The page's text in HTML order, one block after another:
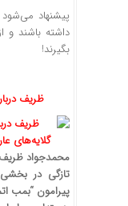
پیشنهاد
بگیرند!
ظریف
محمدجواد
تازگی در
پیرامون “بمب